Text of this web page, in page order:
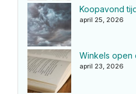
Koopavond
april 25, 2026
Winkels open
april 23, 2026